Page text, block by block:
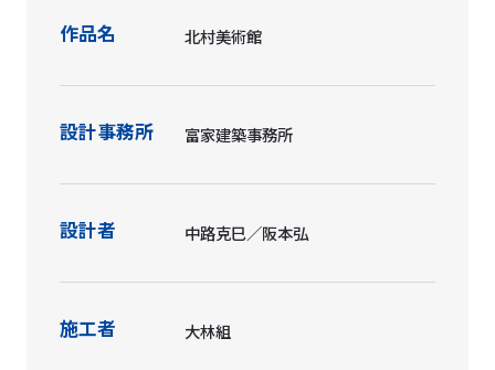
作品名 北村美術館
設計事務所 富家建築事務所
設計者 中路克巳／阪本弘
施工者 大林組